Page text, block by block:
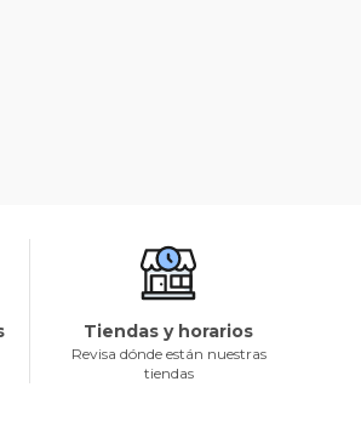
Tiendas y horarios
Revisa dónde están nuestras
tiendas